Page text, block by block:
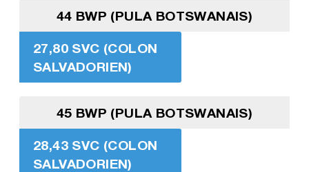
44 BWP (PULA BOTSWANAIS)
27,80 SVC (COLON
SALVADORIEN)
45 BWP (PULA BOTSWANAIS)
28,43 SVC (COLON
SALVADORIEN)